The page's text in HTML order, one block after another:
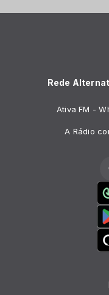
Rede
Ativa FM -
A Rádio